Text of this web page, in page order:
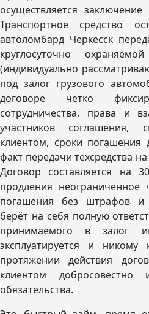
осуществляется
Транспортное средство
автоломбард Черкесск
круглосуточно
(индивидуально
под залог грузового
договоре четко
сотрудничества, права и
участников соглашения,
клиентом, сроки погашения
факт передачи техсредства
Договор составляется на
продления
погашения без штрафов и
берёт на себя полную
принимаемого в залог
эксплуатируется и
протяжении действия
клиентом добросовестно
обязательства.